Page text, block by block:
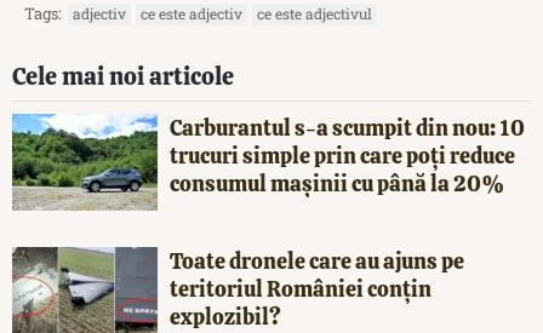
Tags: adjectiv ce este adjectiv ce este adjectivul
Cele mai noi articole
Carburantul s-a scumpit din nou: 10
trucuri simple prin care poți reduce
consumul mașinii cu până la 20%
Toate dronele care au ajuns pe
teritoriul României conțin
explozibil?